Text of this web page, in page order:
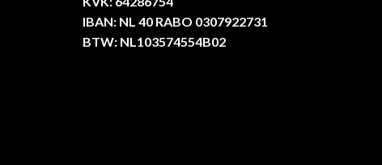
IBAN: NL 40 RABO 0307922731
BTW: NL103574554B02